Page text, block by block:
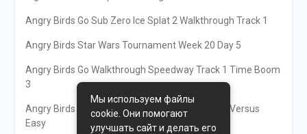
Angry Birds Go Sub Zero Ice Splat 2 Walkthrough Track 1
Angry Birds Star Wars Tournament Week 20 Day 5
Angry Birds Go Walkthrough Speedway Track 1 Time Boom
3
Angry Birds Go Walkthrough Speedway Track 2 Versus
Easy
Мы используем файлы
cookie. Они помогают
улучшать сайт и делать его